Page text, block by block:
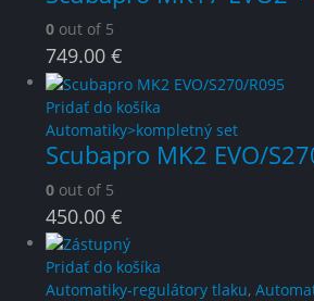
0 out of 5
749.00 €
Pridať do košíka
Automatiky>kompletný set
Scubapro MK2 EVO/
0 out of 5
450.00 €
Pridať do košíka
Automatiky-regulátory tlaku,